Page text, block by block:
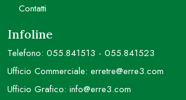
Contatti
Infoline
Telefono: 055.841513 - 055.841523
Ufficio Commerciale: erretre@erre3.com
Ufficio Grafico: info@erre3.com